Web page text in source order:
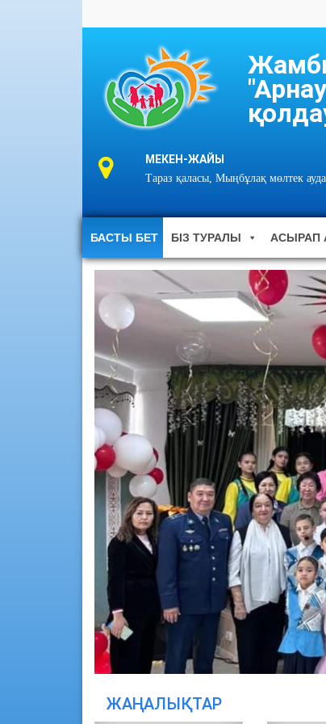
МЕКЕН-ЖАЙЫ
Тараз қаласы, Мыңбұлақ мөлтек
БАСТЫ БЕТ БІЗ ТУРАЛЫ АСЫРАП
ЖАҢАЛЫҚТАР